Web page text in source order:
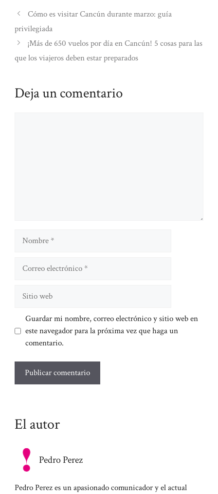
Cómo es visitar Cancún durante marzo: guía
privilegiada
¡Más de 650 vuelos por día en Cancún! 5 cosas para las
que los viajeros deben estar preparados
Deja un comentario
Nombre
Guardar mi nombre, correo electrónico y sitio web en
este navegador para la próxima vez que haga un
comentario.
El autor
Pedro Perez
Pedro Perez es un apasionado comunicador y el actual